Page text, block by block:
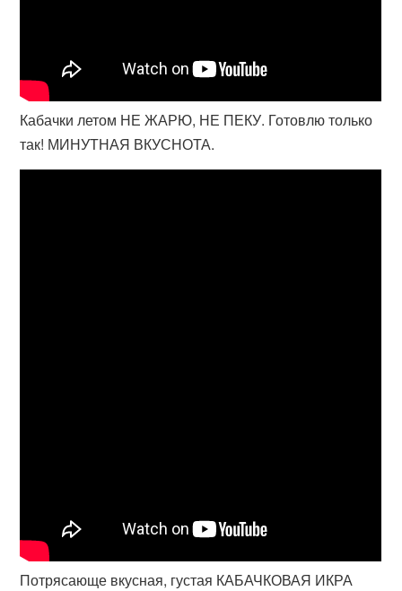
Кабачки летом НЕ ЖАРЮ, НЕ ПЕКУ. Готовлю только
так! МИНУТНАЯ ВКУСНОТА.
Потрясающе вкусная, густая КАБАЧКОВАЯ ИКРА